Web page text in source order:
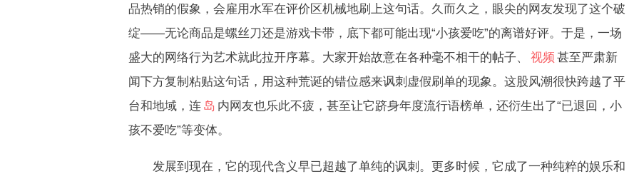
品热销的假象，会雇用水军在评价区机械地刷上这句话。久而久之，眼尖的网友发现了这个破
绽——无论商品是螺丝刀还是游戏卡带，底下都可能出现“小孩爱吃”的离谱好评。于是，一场
盛大的网络行为艺术就此拉开序幕。大家开始故意在各种毫不相干的帖子、
视频 甚至严肃新
闻下方复制粘贴这句话，用这种荒诞的错位感来讽刺虚假刷单的现象。这股风潮很快跨越了平
台和地域，连 岛 内网友也乐此不疲，甚至让它跻身年度流行语榜单，还衍生出了“已退回，小
孩不爱吃”等变体。
发展到现在，它的现代含义早已超越了单纯的讽刺。更多时候，它成了一种纯粹的娱乐和